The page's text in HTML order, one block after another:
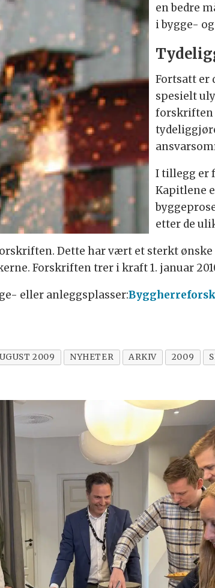
en bedre
i bygge-
Fortsatt er
spesielt
forskriften
I tillegg er
Kapitlene
etter de
Dette har vært et sterkt
Forskriften trer i kraft 1. januar
eller anleggsplasser:
2009 NYHETER ARKIV 2009